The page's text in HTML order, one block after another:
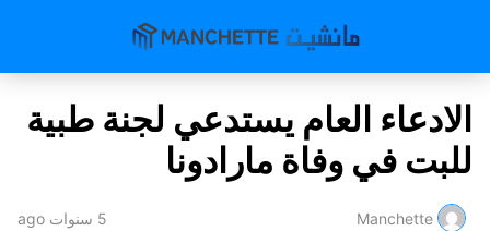
الادعاء العام يستدعي لجنة طبية
للبت في وفاة مارادونا
Manchette 5 سنوات ago